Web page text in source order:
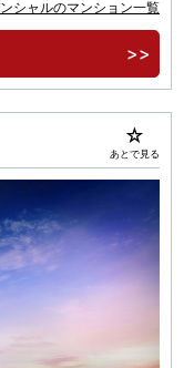
シャルのマンション一覧
あとで見る